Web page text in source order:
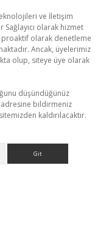
ve İletişim
Sağlayıcı olarak hizmet
olarak denetleme
Ancak, üyelerimiz
olup, siteye üye olarak
düşündüğünüz
adresine bildirmeniz
kaldırılacaktır.